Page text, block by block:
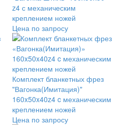
z4 с механическим
креплением ножей
Цена по запросу
Комплект бланкетных фрез
"Вагонка(Имитация)"
160x50x40z4 c механическим
креплением ножей
Цена по запросу